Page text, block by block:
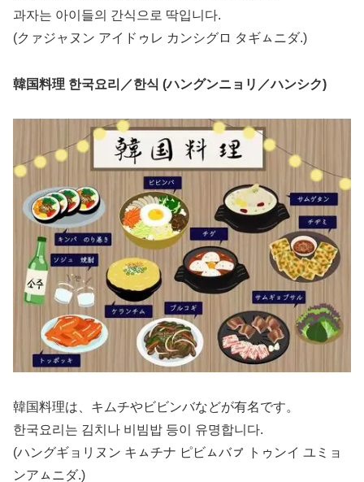
과자는 아이들의 간식으로 딱입니다.
(クァジャヌン アイドゥレ カンシグロ タギㇺニダ.)
韓国料理 한국요리／한식 (ハングンニョリ／ハンシク)
韓国料理は、キムチやビビンバなどが有名です。
한국요리는 김치나 비빔밥 등이 유명합니다.
(ハングギョリヌン キㇺチナ ピビㇺバㇷ゚ トゥンイ ユミョ
ンアㇺニダ.)